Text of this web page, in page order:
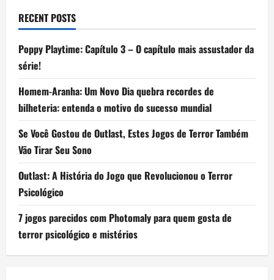
RECENT POSTS
Poppy Playtime: Capítulo 3 – O capítulo mais assustador da
série!
Homem-Aranha: Um Novo Dia quebra recordes de
bilheteria: entenda o motivo do sucesso mundial
Se Você Gostou de Outlast, Estes Jogos de Terror Também
Vão Tirar Seu Sono
Outlast: A História do Jogo que Revolucionou o Terror
Psicológico
7 jogos parecidos com Photomaly para quem gosta de
terror psicológico e mistérios